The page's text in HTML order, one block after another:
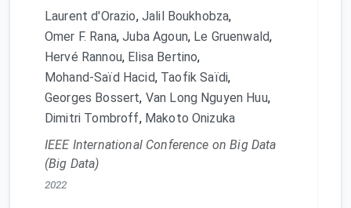
Laurent d'Orazio, Jalil Boukhobza,
Omer F. Rana,Juba Agoun, Le Gruenwald,
Hervé Rannou, Elisa Bertino,
Mohand-Saïd Hacid, Taofik Saïdi,
Georges Bossert, Van Long Nguyen Huu,
Dimitri Tombroff, Makoto Onizuka
IEEE International Conference on Big Data
(Big Data)
2022